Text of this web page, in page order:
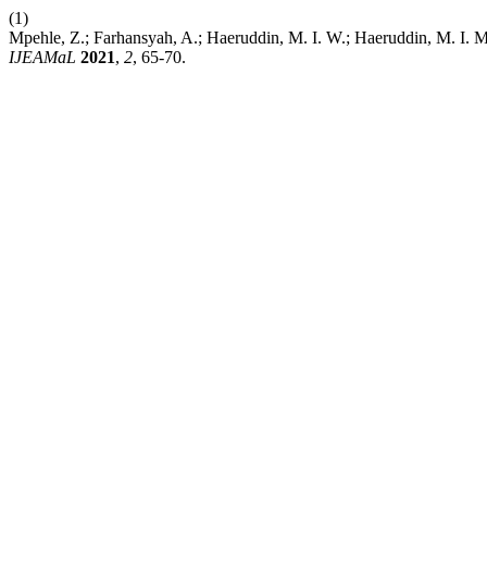
(1)
Mpehle, Z.; Farhansyah, A.; Haeruddin, M. I. W.; Haeruddin, M. I.
IJEAMaL 2021, 2, 65-70.